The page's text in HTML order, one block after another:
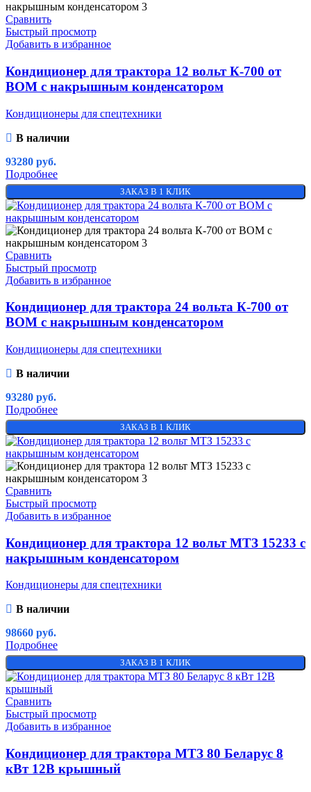
Сравнить
Быстрый просмотр
Добавить в избранное
Кондиционер для трактора 12 вольт К-700 от
ВОМ с накрышным конденсатором
Кондиционеры для спецтехники
В наличии
93280 руб.
Подробнее
ЗАКАЗ В 1 КЛИК
Сравнить
Быстрый просмотр
Добавить в избранное
Кондиционер для трактора 24 вольта К-700 от
ВОМ с накрышным конденсатором
Кондиционеры для спецтехники
В наличии
93280 руб.
Подробнее
ЗАКАЗ В 1 КЛИК
Сравнить
Быстрый просмотр
Добавить в избранное
Кондиционер для трактора 12 вольт МТЗ 15233 с
накрышным конденсатором
Кондиционеры для спецтехники
В наличии
98660 руб.
Подробнее
ЗАКАЗ В 1 КЛИК
Сравнить
Быстрый просмотр
Добавить в избранное
Кондиционер для трактора МТЗ 80 Беларус 8
кВт 12В крышный